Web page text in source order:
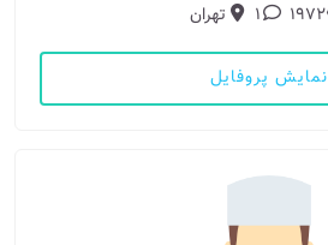
1972
1 تهران
نمایش پروفایل